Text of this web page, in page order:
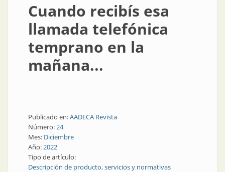
Cuando recibís esa
llamada telefónica
temprano en la
mañana...
Publicado en:AADECA Revista
Número:24
Mes: Diciembre
Año:2022
Tipo de artículo:
Descripción de producto, servicios y normativas